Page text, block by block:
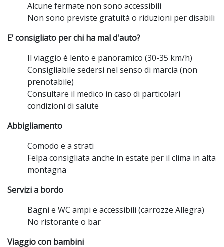
Alcune fermate non sono accessibili
Non sono previste gratuità o riduzioni per disabili
E’ consigliato per chi ha mal d'auto?
Il viaggio è lento e panoramico (30-35 km/h)
Consigliabile sedersi nel senso di marcia (non
prenotabile)
Consultare il medico in caso di particolari
condizioni di salute
Abbigliamento
Comodo e a strati
Felpa consigliata anche in estate per il clima in alta
montagna
Servizi a bordo
Bagni e WC ampi e accessibili (carrozze Allegra)
No ristorante o bar
Viaggio con bambini